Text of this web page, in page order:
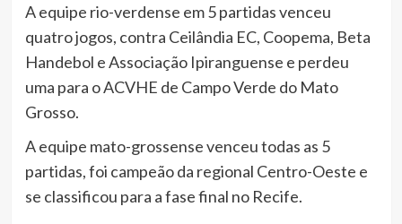
A equipe rio-verdense em 5 partidas venceu
quatro jogos, contra Ceilândia EC, Coopema, Beta
Handebol e Associação Ipiranguense e perdeu
uma para o ACVHE de Campo Verde do Mato
Grosso.
A equipe mato-grossense venceu todas as 5
partidas, foi campeão da regional Centro-Oeste e
se classificou para a fase final no Recife.